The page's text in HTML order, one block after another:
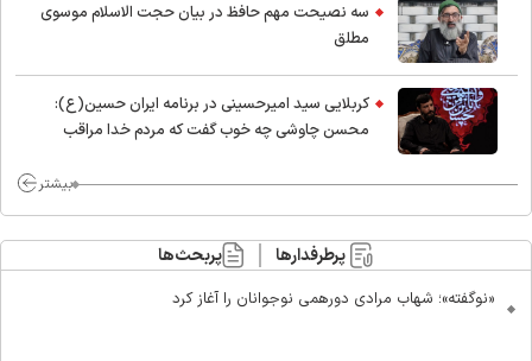
سه نصیحت مهم حافظ در بیان حجت الاسلام موسوی
مطلق
کربلایی سید امیر‌حسینی در برنامه ایران حسین(ع):
محسن چاوشی چه خوب گفت که مردم خدا مراقب
بیشتر
پرطرفدارها پربحث‌ها
«نوگفته»؛ شهاب مرادی دورهمی نوجوانان را آغاز کرد